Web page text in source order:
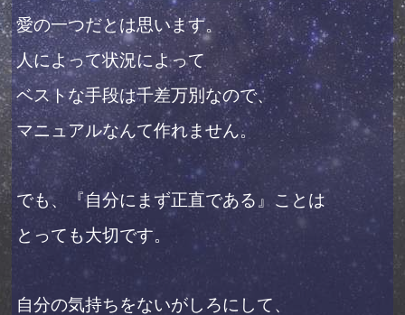
愛の一つだとは思います。
人によって状況によって
ベストな手段は千差万別なので、
マニュアルなんて作れません。
でも、『自分にまず正直である』ことは
とっても大切です。
自分の気持ちをないがしろにして、